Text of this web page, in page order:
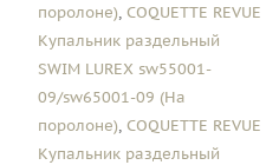
поролоне), COQUETTE REVUE
Купальник раздельный
SWIM LUREX sw55001-
09/sw65001-09 (На
поролоне), COQUETTE REVUE
Купальник раздельный